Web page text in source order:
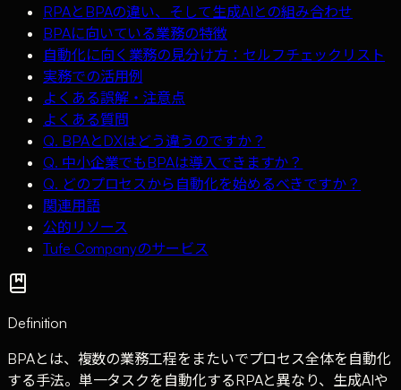
RPAとBPAの違い、そして生成AIとの組み合わせ
BPAに向いている業務の特徴
自動化に向く業務の見分け方：セルフチェックリスト
実務での活用例
よくある誤解・注意点
よくある質問
Q. BPAとDXはどう違うのですか？
Q. 中小企業でもBPAは導入できますか？
Q. どのプロセスから自動化を始めるべきですか？
関連用語
公的リソース
Tufe Companyのサービス
Definition
BPAとは、複数の業務工程をまたいでプロセス全体を自動化
する手法。単一タスクを自動化するRPAと異なり、生成AIや